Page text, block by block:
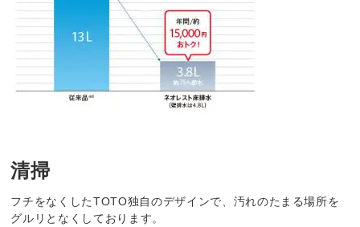
清掃
フチをなくしたTOTO独自のデザインで、汚れのたまる場所を
グルリとなくしております。